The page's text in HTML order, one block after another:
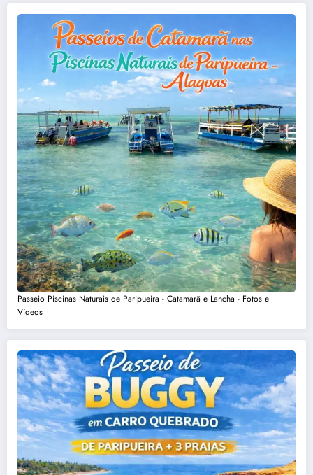
Passeio Piscinas Naturais de Paripueira - Catamarã e Lancha - Fotos e
Vídeos